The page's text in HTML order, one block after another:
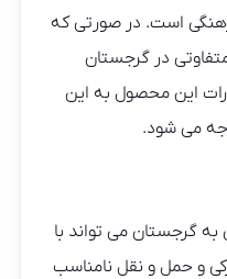
است. در صورتی که
در گرجستان
این محصول به این
می شود.
گرجستان می تواند با
و حمل و نقل نامناسب